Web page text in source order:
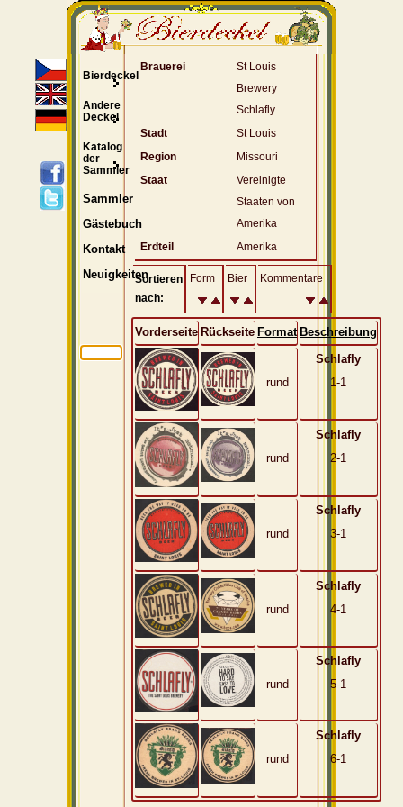
Brauerei
St Louis
Brewery
Schlafly
Stadt
St Louis
Region
Missouri
Staat
Vereinigte
Staaten von
Amerika
Erdteil
Amerika
Sortieren
nach:
Form Bier Kommentare
Vorderseite Rückseite Format Beschreibung
rund
Schlafly
1-1
rund
Schlafly
2-1
rund
Schlafly
3-1
rund
Schlafly
4-1
rund
Schlafly
5-1
rund
Schlafly
6-1
Bierdeckel
Andere
Deckel
Katalog
der
Sammler
Sammler
Gästebuch
Kontakt
Neuigkeiten